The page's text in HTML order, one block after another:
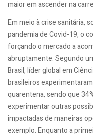
maior em ascender na
Em meio à crise sanitária,
pandemia de Covid-19, o
forçando o mercado a
abruptamente. Segundo
Brasil, líder global em
brasileiros
quarentena, sendo que
experimentar outras
impactadas de maneiras
exemplo. Enquanto a